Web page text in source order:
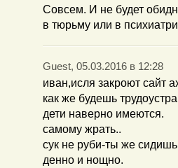
Совсем. И не будет
в тюрьму или в
Guest, 05.03.2016 в 12:28
иван,исля закроют сайт
как же будешь
дети наверно имеются.
самому жрать..
сук не руби-ты же
денно и нощно.